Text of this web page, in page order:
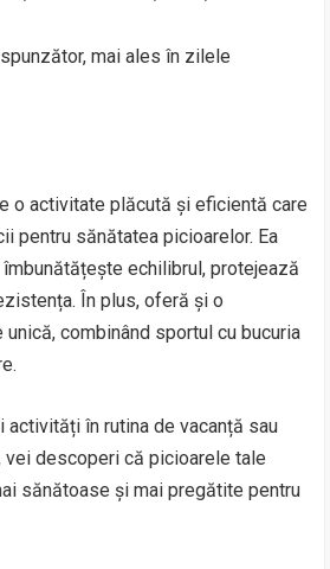
mai ales în zilele
o activitate plăcută și eficientă care
pentru sănătatea picioarelor. Ea
echilibrul, protejează
În plus, oferă și o
combinând sportul cu bucuria
activități în rutina de vacanță sau
vei descoperi că picioarele tale
sănătoase și mai pregătite pentru